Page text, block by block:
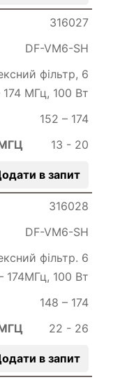
316027
DF-VM6-SH
фільтр, 6
174 МГц, 100 Вт
152 – 174
13 - 20
в запит
316028
DF-VM6-SH
фільтр. 6
174МГц, 100 Вт
148 – 174
22 - 26
в запит